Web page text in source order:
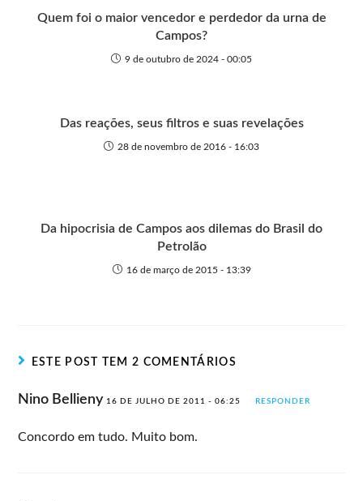
Quem foi o maior vencedor e perdedor da urna de
Campos?
9 de outubro de 2024 - 00:05
Das reações, seus filtros e suas revelações
28 de novembro de 2016 - 16:03
Da hipocrisia de Campos aos dilemas do Brasil do
Petrolão
16 de março de 2015 - 13:39
ESTE POST TEM 2 COMENTÁRIOS
Nino Bellieny 16 DE JULHO DE 2011 - 06:25 RESPONDER
Concordo em tudo. Muito bom.